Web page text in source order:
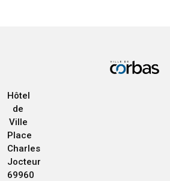
Hôtel
de
Ville
Place
Charles
Jocteur
69960